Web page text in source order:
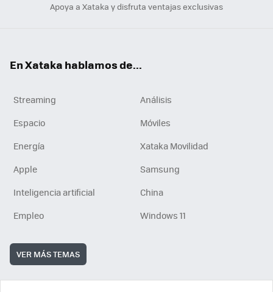
Apoya a Xataka y disfruta ventajas exclusivas
En Xataka hablamos de...
Streaming
Análisis
Espacio
Móviles
Energía
Xataka Movilidad
Apple
Samsung
Inteligencia artificial
China
Empleo
Windows 11
VER MÁS TEMAS